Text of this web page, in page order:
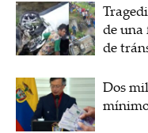
de
de
Dos